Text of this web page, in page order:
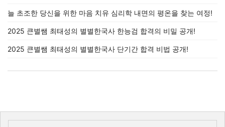
늘 초조한 당신을 위한 마음 치유 심리학 내면의 평온을 찾는 여정!
2025 큰별쌤 최태성의 별별한국사 한능검 합격의 비밀 공개!
2025 큰별쌤 최태성의 별별한국사 단기간 합격 비법 공개!